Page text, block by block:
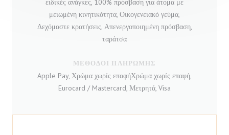
ειδικές ανάγκες, 100% πρόσβαση για άτομα με
μειωμένη κινητικότητα, Οικογενειακό γεύμα,
Δεχόμαστε κρατήσεις, Απενεργοποιημένη πρόσβαση,
ταράτσα
ΜΈΘΟΔΟΙ ΠΛΗΡΩΜΉΣ
Apple Pay, Χρώμα χωρίς επαφήΧρώμα χωρίς επαφή,
Eurocard / Mastercard, Μετρητά, Visa